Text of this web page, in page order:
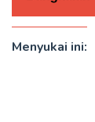
Menyukai ini: